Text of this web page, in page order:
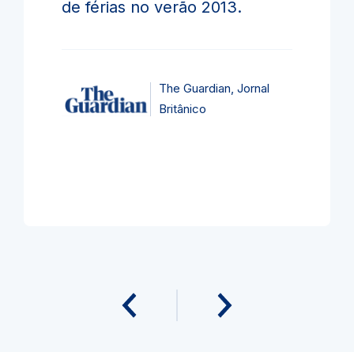
de férias no verão 2013.
The Guardian, Jornal
Britânico